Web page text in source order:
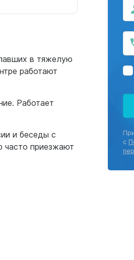
с
в тяжелую
работают
Работает
и беседы с
часто приезжают